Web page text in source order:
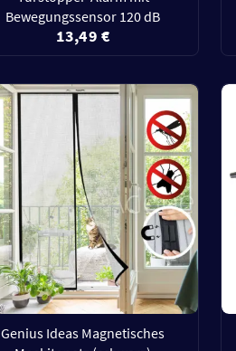
Bewegungssensor 120 dB
13,49 €
Genius Ideas Magnetisches